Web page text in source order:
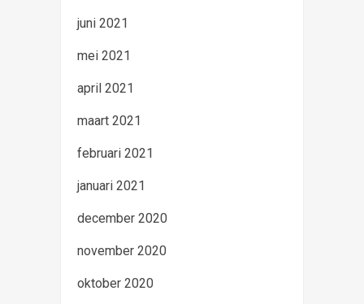
juni 2021
mei 2021
april 2021
maart 2021
februari 2021
januari 2021
december 2020
november 2020
oktober 2020